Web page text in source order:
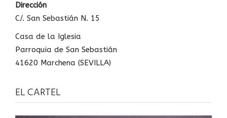
Dirección
C/. San Sebastián N. 15
Casa de la Iglesia
Parroquia de San Sebastián
41620 Marchena (SEVILLA)
EL CARTEL